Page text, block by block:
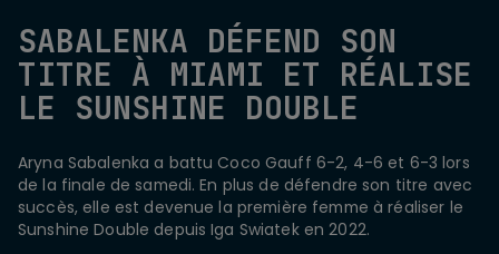
SABALENKA DÉFEND SON
TITRE À MIAMI ET RÉALISE
LE SUNSHINE DOUBLE
Aryna Sabalenka a battu Coco Gauff 6-2, 4-6 et 6-3 lors
de la finale de samedi. En plus de défendre son titre avec
succès, elle est devenue la première femme à réaliser le
Sunshine Double depuis Iga Swiatek en 2022.